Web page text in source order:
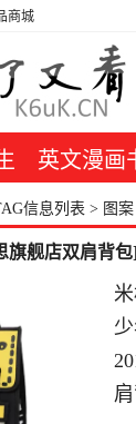
商城
英文漫画
信息列表 > 图案
旗舰店双肩背